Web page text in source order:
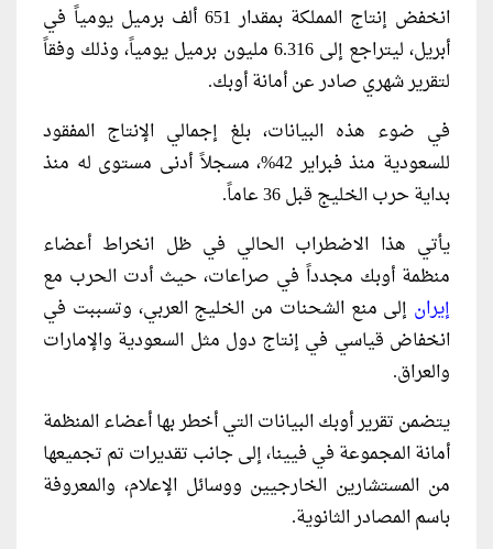
انخفض إنتاج المملكة بمقدار 651 ألف برميل يومياً في
أبريل، ليتراجع إلى 6.316 مليون برميل يومياً، وذلك وفقاً
لتقرير شهري صادر عن أمانة أوبك.
في ضوء هذه البيانات، بلغ إجمالي الإنتاج المفقود
للسعودية منذ فبراير 42%، مسجلاً أدنى مستوى له منذ
بداية حرب الخليج قبل 36 عاماً.
يأتي هذا الاضطراب الحالي في ظل انخراط أعضاء
منظمة أوبك مجدداً في صراعات، حيث أدت الحرب مع
إيران إلى منع الشحنات من الخليج العربي، وتسببت في
انخفاض قياسي في إنتاج دول مثل السعودية والإمارات
والعراق.
يتضمن تقرير أوبك البيانات التي أخطر بها أعضاء المنظمة
أمانة المجموعة في فيينا، إلى جانب تقديرات تم تجميعها
من المستشارين الخارجيين ووسائل الإعلام، والمعروفة
باسم المصادر الثانوية.